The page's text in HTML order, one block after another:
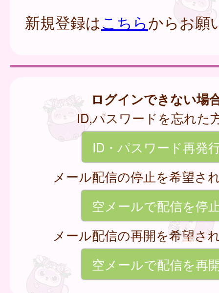
新規登録はこちらからお願
ログインできない場
ID,パスワードを忘れた
ID・パスワード再発
メール配信の停止を希望さ
空メールで配信を停
メール配信の再開を希望さ
空メールで配信を再